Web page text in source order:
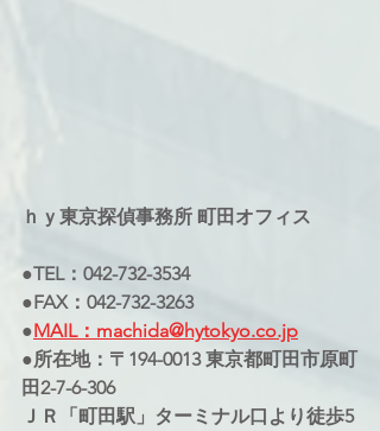
ｈｙ東京探偵事務所 町田オフィス
●TEL：042-732-3534
●FAX：042-732-3263
●MAIL：machida@hytokyo.co.jp
●所在地：〒194-0013 東京都町田市原町
田2-7-6-306
ＪＲ「町田駅」ターミナル口より徒歩5